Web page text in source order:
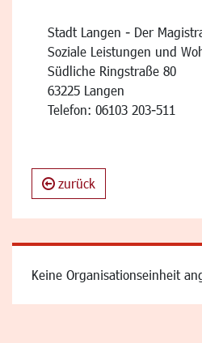
Stadt Langen - Der
Soziale Leistungen und
Südliche Ringstraße 80
63225 Langen
Telefon: 06103 203-511
zurück
Keine Organisationseinheit